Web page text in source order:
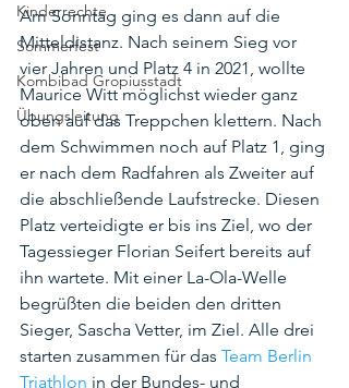
Kinderrechte
Sommerfest
Kombibad Gropiusstadt
Übungsleitung
Am Sonntag ging es dann auf die
Mitteldistanz. Nach seinem Sieg vor
vier Jahren und Platz 4 in 2021, wollte
Maurice Witt möglichst wieder ganz
oben auf das Treppchen klettern. Nach
dem Schwimmen noch auf Platz 1, ging
er nach dem Radfahren als Zweiter auf
die abschließende Laufstrecke. Diesen
Platz verteidigte er bis ins Ziel, wo der
Tagessieger Florian Seifert bereits auf
ihn wartete. Mit einer La-Ola-Welle
begrüßten die beiden den dritten
Sieger, Sascha Vetter, im Ziel. Alle drei
starten zusammen für das Team Berlin
Triathlon in der Bundes- und